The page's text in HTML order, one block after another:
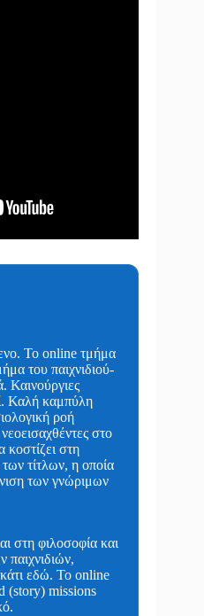
Το online τμήμα
του παιχνιδιού-
Καινούργιες
Καλή καμπύλη
ροή
στο
κοστίζει στη
τίτλων, η οποία
των γνώριμων
στη φιλοσοφία και
παιχνιδιών,
εδώ. To online
(story) missions